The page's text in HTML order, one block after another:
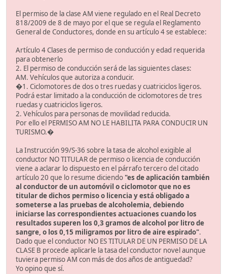
El permiso de la clase AM viene regulado en el Real Decreto
818/2009 de 8 de mayo por el que se regula el Reglamento
General de Conductores, donde en su artículo 4 se establece:
Artículo 4 Clases de permiso de conducción y edad requerida
para obtenerlo
2. El permiso de conducción será de las siguientes clases:
AM. Vehículos que autoriza a conducir.
�1. Ciclomotores de dos o tres ruedas y cuatriciclos ligeros.
Podrá estar limitado a la conducción de ciclomotores de tres
ruedas y cuatriciclos ligeros.
2. Vehículos para personas de movilidad reducida.
Por ello el PERMISO AM NO LE HABILITA PARA CONDUCIR UN
TURISMO.�
La Instrucción 99/S-36 sobre la tasa de alcohol exigible al
conductor NO TITULAR de permiso o licencia de conducción
viene a aclarar lo dispuesto en el párrafo tercero del citado
artículo 20 que lo resume diciendo "es de aplicación también
al conductor de un automóvil o ciclomotor que no es
titular de dichos permiso o licencia y está obligado a
someterse a las pruebas de alcoholemia, debiendo
iniciarse las correspondientes actuaciones cuando los
resultados superen los 0,3 gramos de alcohol por litro de
sangre, o los 0,15 miligramos por litro de aire espirado".
Dado que el conductor NO ES TITULAR DE UN PERMISO DE LA
CLASE B procede aplicarle la tasa del conductor novel aunque
tuviera permiso AM con más de dos años de antiguedad?
Yo opino que sí.